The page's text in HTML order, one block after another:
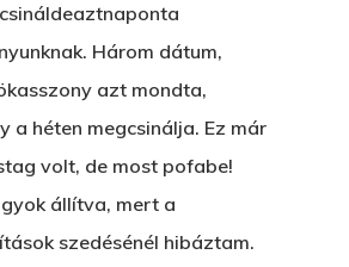
Három dátum,
azt mondta,
a héten megcsinálja. Ez már
volt, de most pofabe!
állítva, mert a
szedésénél hibáztam.